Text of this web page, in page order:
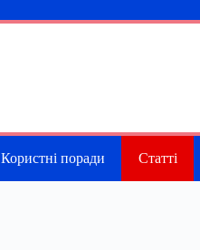
Користні поради Статті